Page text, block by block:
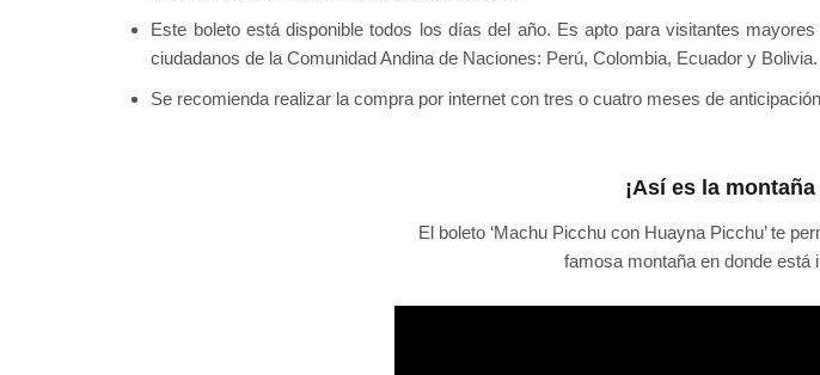
Este boleto está disponible todos los días del año. Es apto para visitantes
ciudadanos de la Comunidad Andina de Naciones: Perú, Colombia, Ecuador y Bolivia.
Se recomienda realizar la compra por internet con tres o cuatro meses de anticipación
¡Así es la
El boleto ‘Machu Picchu con Huayna Picchu’ te
famosa montaña en donde está